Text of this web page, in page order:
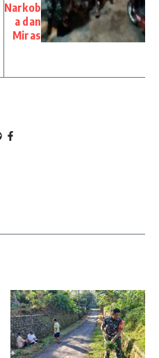
Narkob
a dan
Miras